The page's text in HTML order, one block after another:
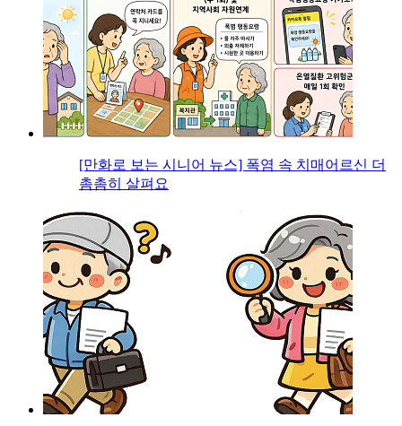
[만화로 보는 시니어 뉴스] 폭염 속 치매어르신 더
촘촘히 살펴요